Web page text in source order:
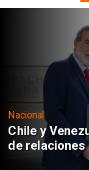
Nacional
Chile y
de